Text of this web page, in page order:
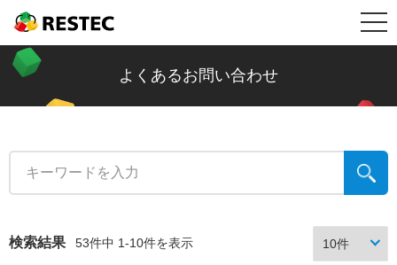
RESTEC
メ
ニ
ュ
ー
製品情報
リステック製品の特長
Restec Security System
導入事例
建設業
新着記事一覧
サポート
よくあるお問い合わせ
検索結果 53件中 1-10件を表示